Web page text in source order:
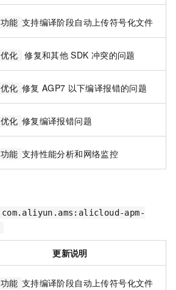
功能 支持编译阶段自动上传符号化文件
优化 修复和其他 SDK 冲突的问题
优化 修复 AGP7 以下编译报错的问题
优化 修复编译报错问题
功能 支持性能分析和网络监控
com.aliyun.ams:alicloud-apm-
更新说明
功能 支持编译阶段自动上传符号化文件